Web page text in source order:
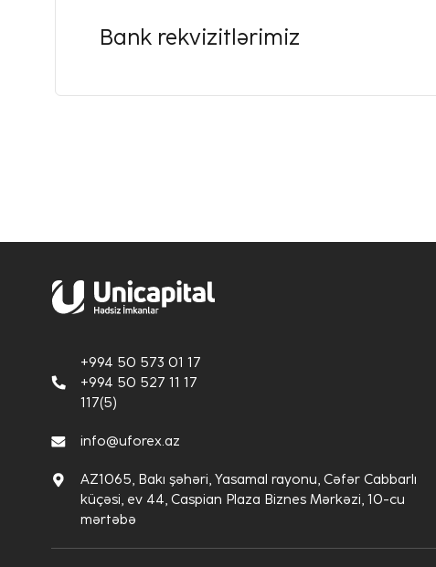
Bank rekvizitlərimiz
+994 50 573 01 17
+994 50 527 11 17
117(5)
info@uforex.az
AZ1065, Bakı şəhəri, Yasamal rayonu, Cəfər Cabbarlı
küçəsi, ev 44, Caspian Plaza Biznes Mərkəzi, 10-cu
mərtəbə